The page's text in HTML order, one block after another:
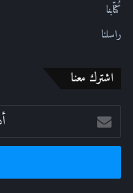
كُتّابنا
راسلنا
اشترك معنا
أدخل
بريدك
الإلكتروني